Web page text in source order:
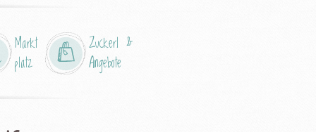
Markt
platz
Zuckerl &
Angebote